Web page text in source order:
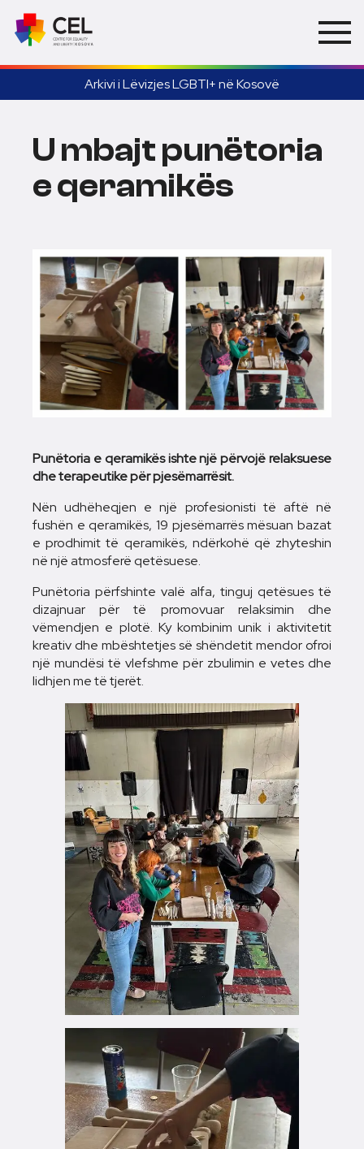
Arkivi i Lëvizjes LGBTI+ në Kosovë
U mbajt punëtoria
e qeramikës
Punëtoria e qeramikës ishte një përvojë relaksuese
dhe terapeutike për pjesëmarrësit.
Nën udhëheqjen e një profesionisti të aftë në
fushën e qeramikës, 19 pjesëmarrës mësuan bazat
e prodhimit të qeramikës, ndërkohë që zhyteshin
në një atmosferë qetësuese.
Punëtoria përfshinte valë alfa, tinguj qetësues të
dizajnuar për të promovuar relaksimin dhe
vëmendjen e plotë. Ky kombinim unik i aktivitetit
kreativ dhe mbështetjes së shëndetit mendor ofroi
një mundësi të vlefshme për zbulimin e vetes dhe
lidhjen me të tjerët.